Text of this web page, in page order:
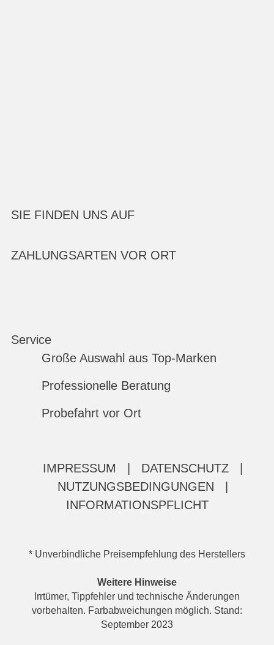
SIE FINDEN UNS AUF
ZAHLUNGSARTEN VOR ORT
Service
Große Auswahl aus Top-Marken
Professionelle Beratung
Probefahrt vor Ort
IMPRESSUM DATENSCHUTZ
NUTZUNGSBEDINGUNGEN
INFORMATIONSPFLICHT
* Unverbindliche Preisempfehlung des Herstellers
Weitere Hinweise
Irrtümer, Tippfehler und technische Änderungen
vorbehalten. Farbabweichungen möglich. Stand:
September 2023